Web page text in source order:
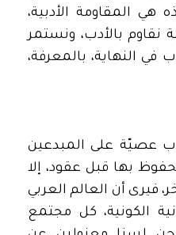
هي المقاومة الأدبية،
نقاوم بالأدب، ونستمر
في النهاية، بالمعرفة،
عصيّة على المبدعين
بها قبل عقود، إلا
فيرى أن العالم العربي
الكونية، كل مجتمع